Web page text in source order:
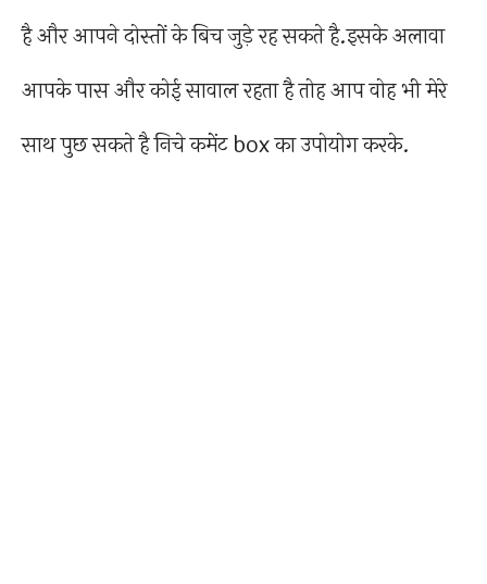
है और आपने दोस्तों के बिच जुड़े रह सकते है.इसके अलावा
आपके पास और कोई सावाल रहता है तोह आप वोह भी मेरे
साथ पुछ सकते है निचे कमेंट box का उपोयोग करके.